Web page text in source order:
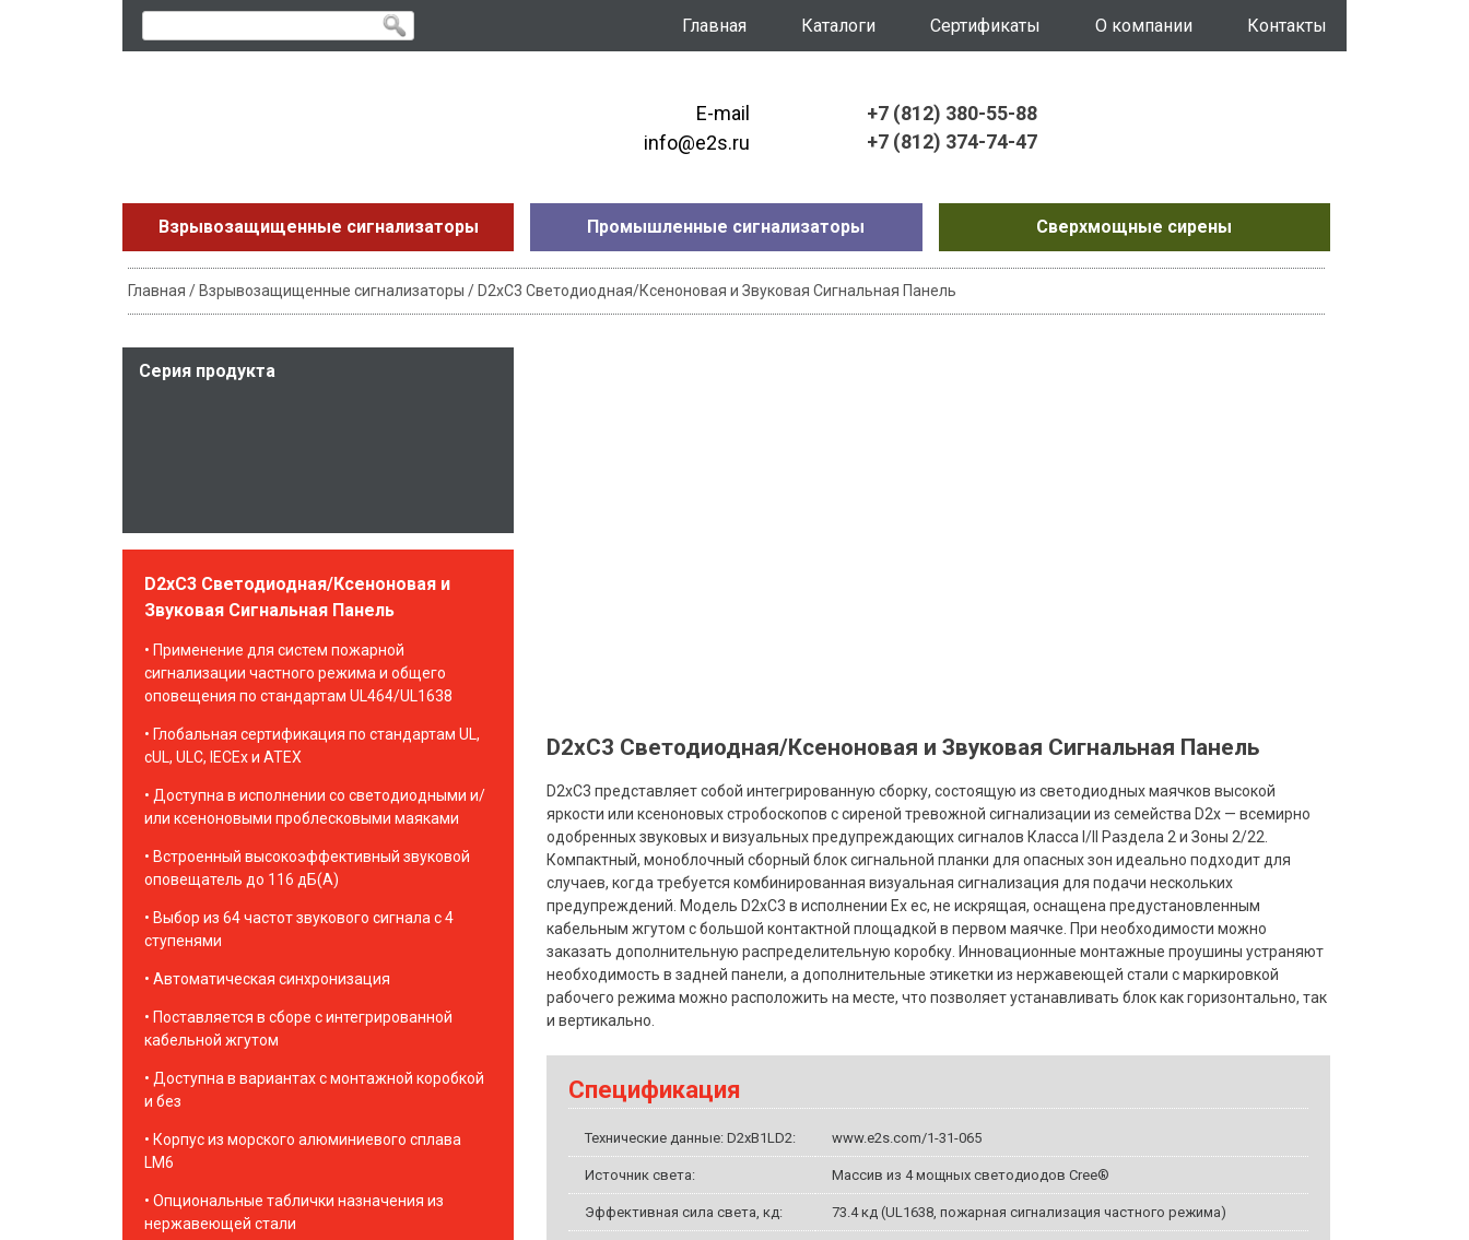
Главная Каталоги Сертификаты О компании Контакты
E-mail
info@e2s.ru
+7 (812) 380-55-88
+7 (812) 374-74-47
Взрывозащищенные сигнализаторы Промышленные сигнализаторы Сверхмощные сирены
Главная / Взрывозащищенные сигнализаторы / D2xC3 Светодиодная/Ксеноновая и Звуковая Сигнальная Панель
Серия продукта
D2xC3 Светодиодная/Ксеноновая и
Звуковая Сигнальная Панель
Применение для систем пожарной
сигнализации частного режима и общего
оповещения по стандартам UL464/UL1638
Глобальная сертификация по стандартам UL,
cUL, ULC, IECEx и ATEX
Доступна в исполнении со светодиодными и/
или ксеноновыми проблесковыми маяками
Встроенный высокоэффективный звуковой
оповещатель до 116 дБ(А)
Выбор из 64 частот звукового сигнала с 4
ступенями
Автоматическая синхронизация
Поставляется в сборе с интегрированной
кабельной жгутом
Доступна в вариантах с монтажной коробкой
и без
Корпус из морского алюминиевого сплава
LM6
Опциональные таблички назначения из
нержавеющей стали
D2xC3 Светодиодная/Ксеноновая и Звуковая Сигнальная Панель
D2xC3 представляет собой интегрированную сборку, состоящую из светодиодных маячков высокой
яркости или ксеноновых стробоскопов с сиреной тревожной сигнализации из семейства D2x — всемирно
одобренных звуковых и визуальных предупреждающих сигналов Класса I/II Раздела 2 и Зоны 2/22.
Компактный, моноблочный сборный блок сигнальной планки для опасных зон идеально подходит для
случаев, когда требуется комбинированная визуальная сигнализация для подачи нескольких
предупреждений. Модель D2xC3 в исполнении Ex ec, не искрящая, оснащена предустановленным
кабельным жгутом с большой контактной площадкой в ​​первом маячке. При необходимости можно
заказать дополнительную распределительную коробку. Инновационные монтажные проушины устраняют
необходимость в задней панели, а дополнительные этикетки из нержавеющей стали с маркировкой
рабочего режима можно расположить на месте, что позволяет устанавливать блок как горизонтально, так
и вертикально.
Спецификация
Технические данные: D2xB1LD2: www.e2s.com/1-31-065
Источник света: Массив из 4 мощных светодиодов Cree®
Эффективная сила света, кд: 73.4 кд (UL1638, пожарная сигнализация частного режима)